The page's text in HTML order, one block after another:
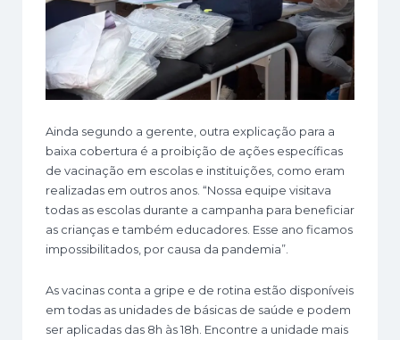
Ainda segundo a gerente, outra explicação para a
baixa cobertura é a proibição de ações específicas
de vacinação em escolas e instituições, como eram
realizadas em outros anos. “Nossa equipe visitava
todas as escolas durante a campanha para beneficiar
as crianças e também educadores. Esse ano ficamos
impossibilitados, por causa da pandemia”.
As vacinas conta a gripe e de rotina estão disponíveis
em todas as unidades de básicas de saúde e podem
ser aplicadas das 8h às 18h. Encontre a unidade mais